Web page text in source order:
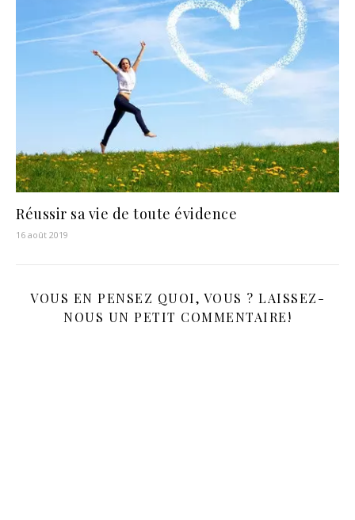
Réussir sa vie de toute évidence
16 août 2019
VOUS EN PENSEZ QUOI, VOUS ? LAISSEZ-
NOUS UN PETIT COMMENTAIRE!